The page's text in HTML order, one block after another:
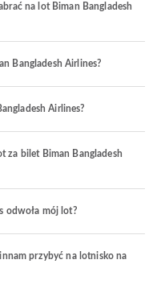
na lot Biman Bangladesh
Bangladesh Airlines?
Airlines?
za bilet Biman Bangladesh
odwoła mój lot?
przybyć na lotnisko na